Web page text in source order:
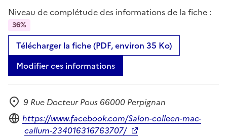
Niveau de complétude des informations de la fiche :
36%
Télécharger la fiche (PDF, environ 35 Ko)
Modifier ces informations
Adresse
9 Rue Docteur Pous 66000 Perpignan
Site internet
https://www.facebook.com/Salon-colleen-mac-
callum-234016316763707/